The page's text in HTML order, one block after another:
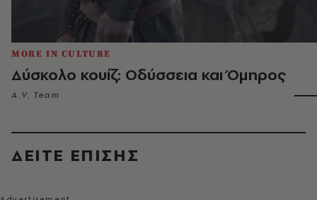
MORE IN CULTURE
Δύσκολο κουίζ: Οδύσσεια και Όμηρος
A.V. Team
ΔΕΙΤΕ ΕΠΙΣΗΣ